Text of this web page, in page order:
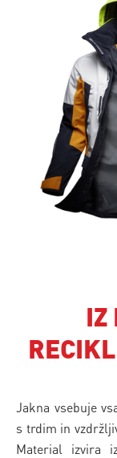
IZ
Jakna vsebuje
s trdim in
Material izvira